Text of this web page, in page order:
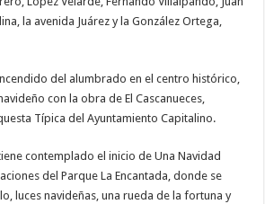
la avenida Juárez y la González Ortega,
del alumbrado en el centro histórico,
con la obra de El Cascanueces,
Típica del Ayuntamiento Capitalino.
contemplado el inicio de Una Navidad
del Parque La Encantada, donde se
luces navideñas, una rueda de la fortuna y